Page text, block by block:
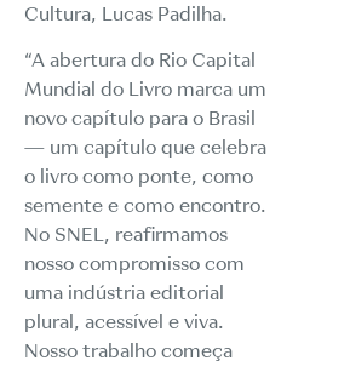
Cultura, Lucas Padilha.
“A abertura do Rio Capital
Mundial do Livro marca um
novo capítulo para o Brasil
— um capítulo que celebra
o livro como ponte, como
semente e como encontro.
No SNEL, reafirmamos
nosso compromisso com
uma indústria editorial
plural, acessível e viva.
Nosso trabalho começa